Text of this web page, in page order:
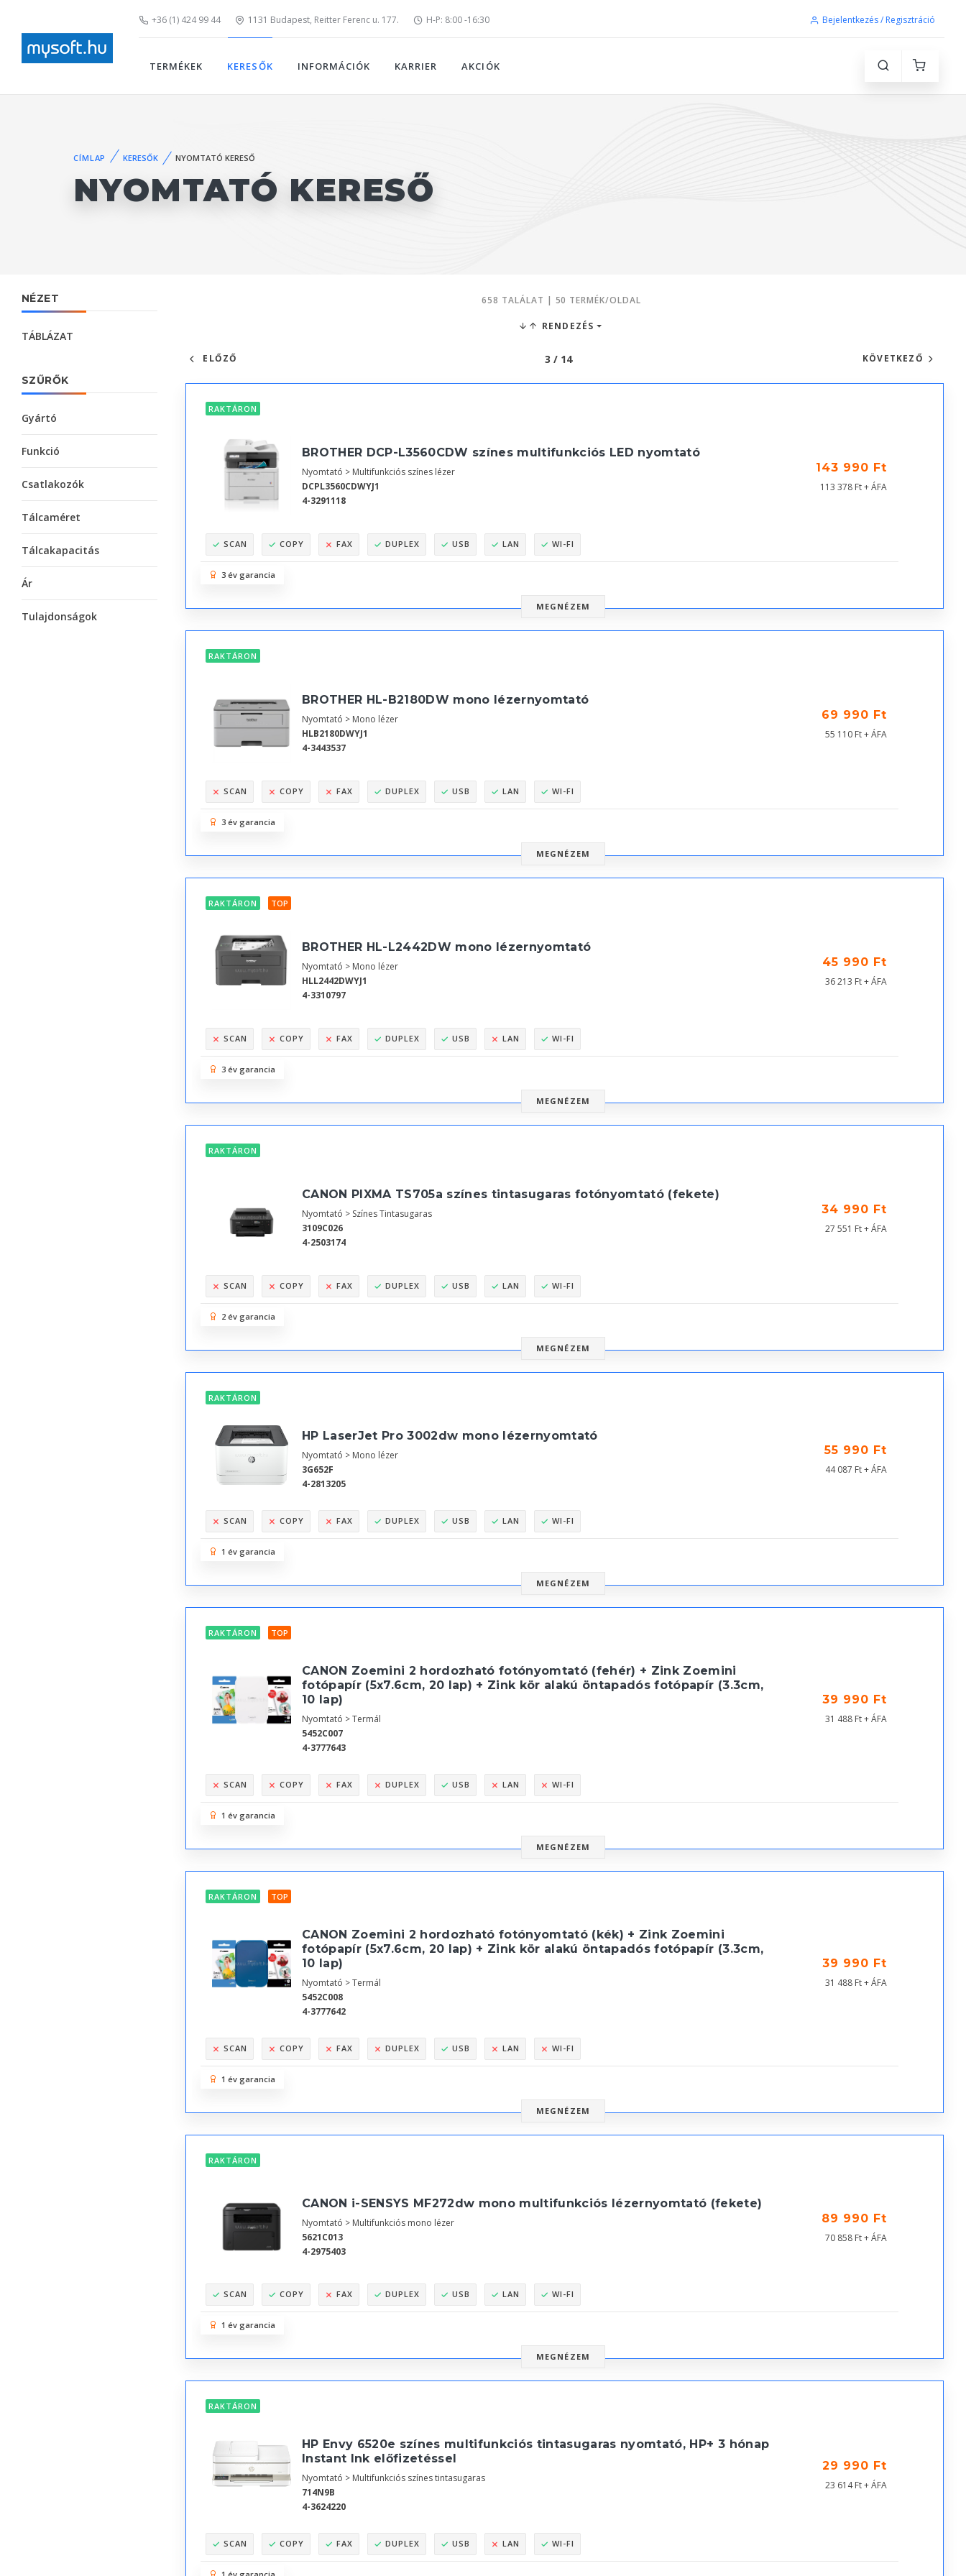
+36 (1) 424 99 44 1131 Budapest, Reitter Ferenc u. 177. H-P: 8:00 -16:30 Bejelentkezés / Regisztráció
TERMÉKEK KERESŐK INFORMÁCIÓK KARRIER AKCIÓK
CÍMLAP KERESŐK NYOMTATÓ KERESŐ
NYOMTATÓ KERESŐ
NÉZET
TÁBLÁZAT
SZŰRŐK
Gyártó
Funkció
Csatlakozók
Tálcaméret
Tálcakapacitás
Ár
Tulajdonságok
658 TALÁLAT | 50 TERMÉK/OLDAL
RENDEZÉS
ELŐZŐ 3 / 14 KÖVETKEZŐ
RAKTÁRON
BROTHER DCP-L3560CDW színes multifunkciós LED nyomtató
Nyomtató > Multifunkciós színes lézer
DCPL3560CDWYJ1
4-3291118
143 990 Ft
113 378 Ft + ÁFA
SCAN COPY FAX DUPLEX USB LAN WI-FI
3 év garancia
MEGNÉZEM
RAKTÁRON
BROTHER HL-B2180DW mono lézernyomtató
Nyomtató > Mono lézer
HLB2180DWYJ1
4-3443537
69 990 Ft
55 110 Ft + ÁFA
SCAN COPY FAX DUPLEX USB LAN WI-FI
3 év garancia
MEGNÉZEM
RAKTÁRON TOP
BROTHER HL-L2442DW mono lézernyomtató
Nyomtató > Mono lézer
HLL2442DWYJ1
4-3310797
45 990 Ft
36 213 Ft + ÁFA
SCAN COPY FAX DUPLEX USB LAN WI-FI
3 év garancia
MEGNÉZEM
RAKTÁRON
CANON PIXMA TS705a színes tintasugaras fotónyomtató (fekete)
Nyomtató > Színes Tintasugaras
3109C026
4-2503174
34 990 Ft
27 551 Ft + ÁFA
SCAN COPY FAX DUPLEX USB LAN WI-FI
2 év garancia
MEGNÉZEM
RAKTÁRON
HP LaserJet Pro 3002dw mono lézernyomtató
Nyomtató > Mono lézer
3G652F
4-2813205
55 990 Ft
44 087 Ft + ÁFA
SCAN COPY FAX DUPLEX USB LAN WI-FI
1 év garancia
MEGNÉZEM
RAKTÁRON TOP
CANON Zoemini 2 hordozható fotónyomtató (fehér) + Zink Zoemini
fotópapír (5x7.6cm, 20 lap) + Zink kör alakú öntapadós fotópapír (3.3cm,
10 lap)
Nyomtató > Termál
5452C007
4-3777643
39 990 Ft
31 488 Ft + ÁFA
SCAN COPY FAX DUPLEX USB LAN WI-FI
1 év garancia
MEGNÉZEM
RAKTÁRON TOP
CANON Zoemini 2 hordozható fotónyomtató (kék) + Zink Zoemini
fotópapír (5x7.6cm, 20 lap) + Zink kör alakú öntapadós fotópapír (3.3cm,
10 lap)
Nyomtató > Termál
5452C008
4-3777642
39 990 Ft
31 488 Ft + ÁFA
SCAN COPY FAX DUPLEX USB LAN WI-FI
1 év garancia
MEGNÉZEM
RAKTÁRON
CANON i-SENSYS MF272dw mono multifunkciós lézernyomtató (fekete)
Nyomtató > Multifunkciós mono lézer
5621C013
4-2975403
89 990 Ft
70 858 Ft + ÁFA
SCAN COPY FAX DUPLEX USB LAN WI-FI
1 év garancia
MEGNÉZEM
RAKTÁRON
HP Envy 6520e színes multifunkciós tintasugaras nyomtató, HP+ 3 hónap
Instant Ink előfizetéssel
Nyomtató > Multifunkciós színes tintasugaras
714N9B
4-3624220
29 990 Ft
23 614 Ft + ÁFA
SCAN COPY FAX DUPLEX USB LAN WI-FI